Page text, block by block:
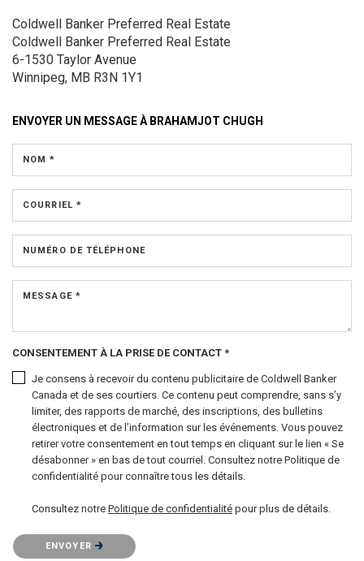
Coldwell Banker Preferred Real Estate
Coldwell Banker Preferred Real Estate
6-1530 Taylor Avenue
Winnipeg, MB R3N 1Y1
ENVOYER UN MESSAGE À BRAHAMJOT CHUGH
NOM *
COURRIEL *
NUMÉRO DE TÉLÉPHONE
MESSAGE *
CONSENTEMENT À LA PRISE DE CONTACT *
Je consens à recevoir du contenu publicitaire de Coldwell Banker
Canada et de ses courtiers. Ce contenu peut comprendre, sans s’y
limiter, des rapports de marché, des inscriptions, des bulletins
électroniques et de l’information sur les événements. Vous pouvez
retirer votre consentement en tout temps en cliquant sur le lien « Se
désabonner » en bas de tout courriel. Consultez notre Politique de
confidentialité pour connaître tous les détails.
Consultez notre Politique de confidentialité pour plus de détails.
Veuillez confirmer que vous n'êtes pas un robot.
ENVOYER